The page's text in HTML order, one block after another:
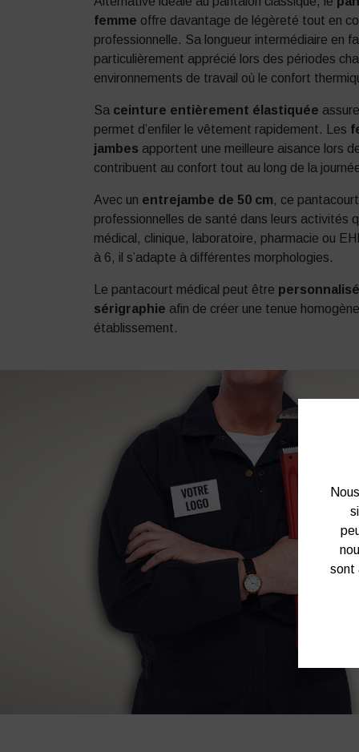
femme offre davantage de légèreté tout en
professionnelle. Sa longueur intermédiaire en
particulièrement apprécié lors des périodes
environnements de travail où le confort
Sa ceinture entièrement élastiquée
permet d’enfiler le vêtement rapidement. Les
jambes apportent une meilleure aisance lors
contribuent au confort tout au long de la
Avec un entrejambe de 50 cm, ce
professionnelles de santé dans leurs activités
médical, clinique, laboratoire, pharmacie ou
à 6, il s’adapte à différentes morphologies.
Le pantacourt médical peut être
sérigraphie afin de créer une tenue
établissement.
sont